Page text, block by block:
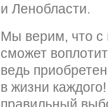
и Ленобласти.
Мы верим, что
сможет
ведь
в жизни
правильный